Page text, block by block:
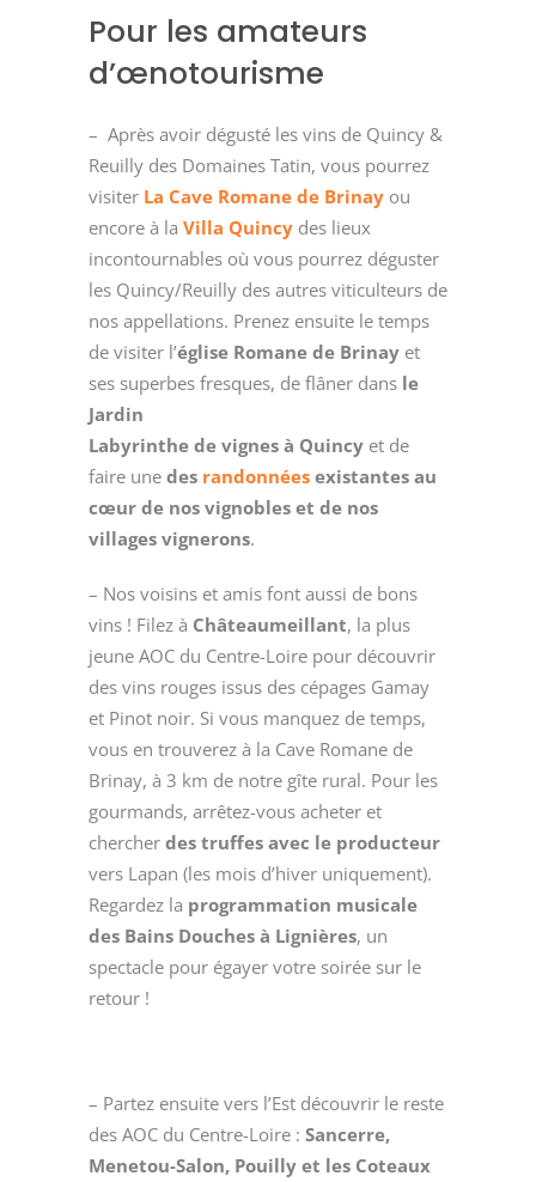
Pour les amateurs
d’œnotourisme
– Après avoir dégusté les vins de Quincy &
Reuilly des Domaines Tatin, vous pourrez
visiter La Cave Romane de Brinay ou
encore à la Villa Quincy des lieux
incontournables où vous pourrez déguster
les Quincy/Reuilly des autres viticulteurs de
nos appellations. Prenez ensuite le temps
de visiter l’église Romane de Brinay et
ses superbes fresques, de flâner dans le
Jardin
Labyrinthe de vignes à Quincy et de
faire une des randonnées existantes au
cœur de nos vignobles et de nos
villages vignerons.
– Nos voisins et amis font aussi de bons
vins ! Filez à Châteaumeillant, la plus
jeune AOC du Centre-Loire pour découvrir
des vins rouges issus des cépages Gamay
et Pinot noir. Si vous manquez de temps,
vous en trouverez à la Cave Romane de
Brinay, à 3 km de notre gîte rural. Pour les
gourmands, arrêtez-vous acheter et
chercher des truffes avec le producteur
vers Lapan (les mois d’hiver uniquement).
Regardez la programmation musicale
des Bains Douches à Lignières, un
spectacle pour égayer votre soirée sur le
retour !
– Partez ensuite vers l’Est découvrir le reste
des AOC du Centre-Loire : Sancerre,
Menetou-Salon, Pouilly et les Coteaux